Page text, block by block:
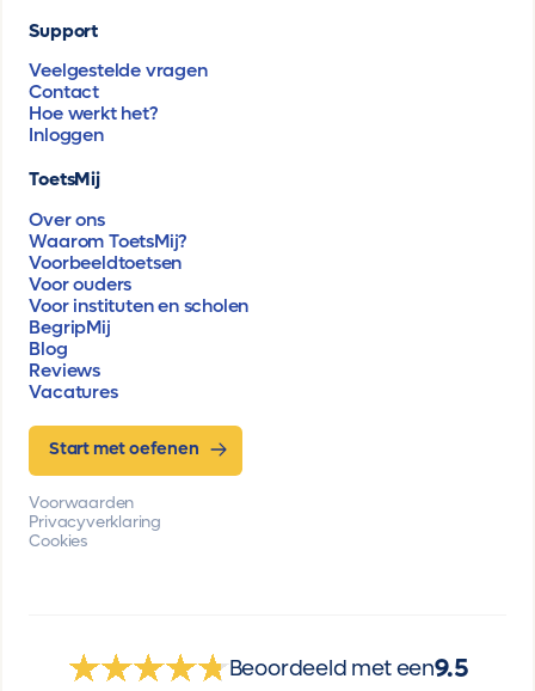
Support
Veelgestelde vragen
Contact
Hoe werkt het?
Inloggen
ToetsMij
Over ons
Waarom ToetsMij?
Voorbeeldtoetsen
Voor ouders
Voor instituten en scholen
BegripMij
Blog
Reviews
Vacatures
Start met oefenen
Voorwaarden
Privacyverklaring
Cookies
Beoordeeld met een9.5